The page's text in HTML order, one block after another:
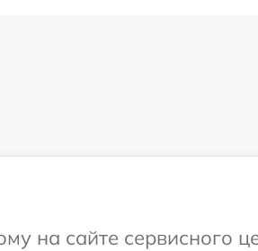
на сайте сервисного